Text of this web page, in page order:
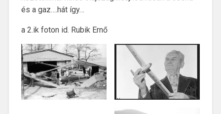
és a gaz….hát így…
a 2.ik foton id. Rubik Ernő